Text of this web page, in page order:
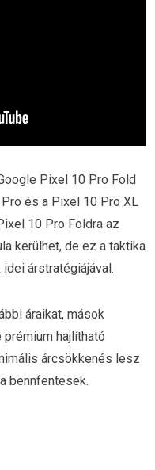
Pixel 10 Pro Fold
és a Pixel 10 Pro XL
10 Pro Foldra az
kerülhet, de ez a taktika
árstratégiájával.
áraikat, mások
hajlítható
árcsökkenés lesz
bennfentesek.